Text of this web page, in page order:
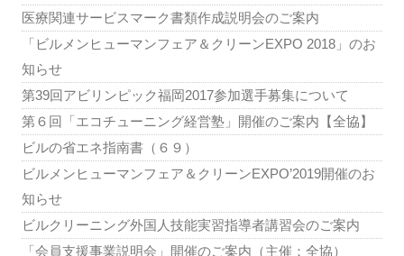
医療関連サービスマーク書類作成説明会のご案内
「ビルメンヒューマンフェア＆クリーンEXPO 2018」のお
知らせ
第39回アビリンピック福岡2017参加選手募集について
第６回「エコチューニング経営塾」開催のご案内【全協】
ビルの省エネ指南書（６９）
ビルメンヒューマンフェア＆クリーンEXPO’2019開催のお
知らせ
ビルクリーニング外国人技能実習指導者講習会のご案内
「会員支援事業説明会」開催のご案内（主催：全協）